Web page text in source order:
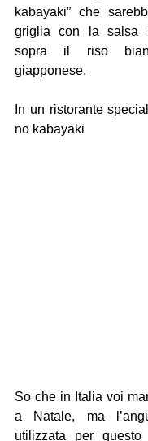
kabayaki” che
griglia con la salsa
sopra il riso
giapponese.
In un ristorante
no kabayaki
So che in Italia voi
a Natale, ma
utilizzata per